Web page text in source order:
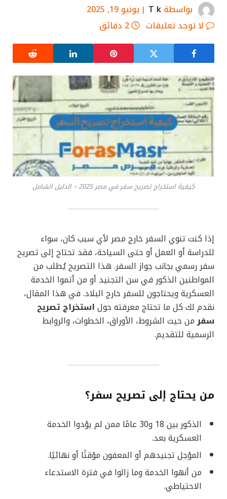
بواسطةT k
يونيو 19, 2025
لا توجد تعليقات
2 دقائق
كيفية استخراج تصريح سفر في مصر 2025 – الدليل الشامل
إذا كنت تنوي السفر خارج مصر لأي سبب كان، سواء
للدراسة أو العمل أو حتى السياحة، فقد تحتاج إلى تصريح
سفر رسمي بجانب جواز السفر. هذا التصريح يُطلب من
المواطنين الذكور في سن التجنيد أو من أتموا الخدمة
العسكرية ويحتاجون للسفر خارج البلاد. في هذا المقال،
نقدم لك كل ما تحتاج معرفته حول استخراج تصريح
سفرمن حيث الشروط، الأوراق، الخطوات، والروابط
الرسمية للتقديم.
من يحتاج إلى تصريح سفر؟
الذكور بين 18 و30 عامًا ممن لم يؤدوا الخدمة
العسكرية بعد.
المؤجل تجنيدهم أو المعفون مؤقتًا أو نهائيًا.
من أنهوا الخدمة وما زالوا في فترة الاستدعاء
الاحتياطي.